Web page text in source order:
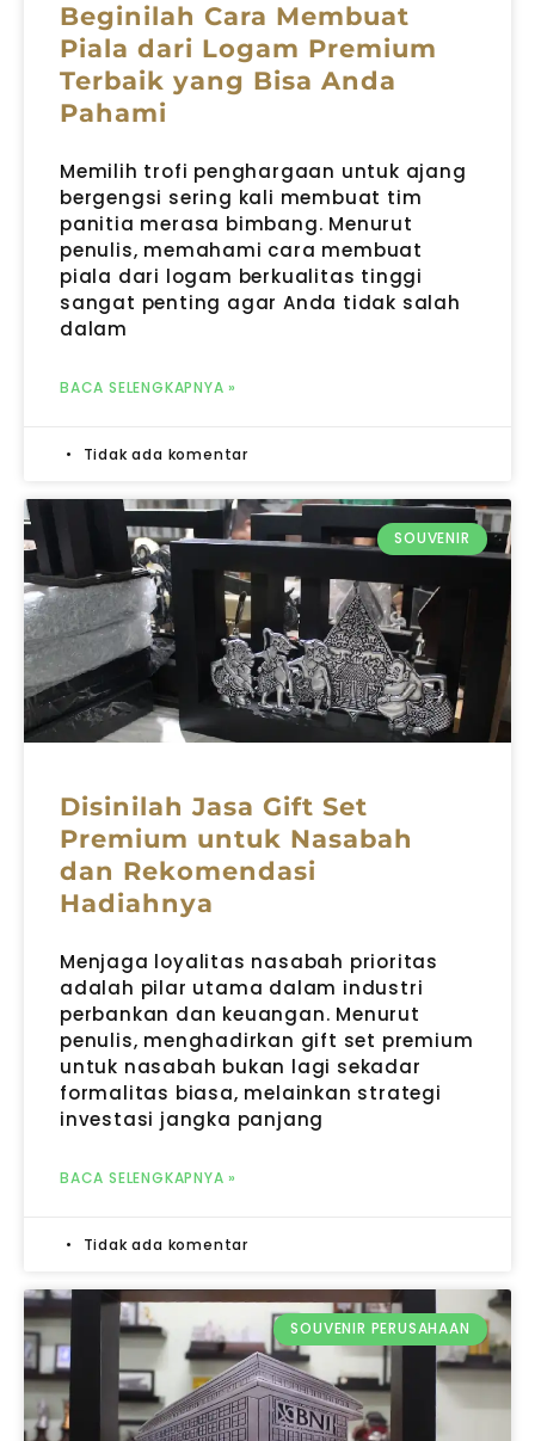
Beginilah Cara Membuat
Piala dari Logam Premium
Terbaik yang Bisa Anda
Pahami
Memilih trofi penghargaan untuk ajang
bergengsi sering kali membuat tim
panitia merasa bimbang. Menurut
penulis, memahami cara membuat
piala dari logam berkualitas tinggi
sangat penting agar Anda tidak salah
dalam
BACA SELENGKAPNYA »
Tidak ada komentar
SOUVENIR
Disinilah Jasa Gift Set
Premium untuk Nasabah
dan Rekomendasi
Hadiahnya
Menjaga loyalitas nasabah prioritas
adalah pilar utama dalam industri
perbankan dan keuangan. Menurut
penulis, menghadirkan gift set premium
untuk nasabah bukan lagi sekadar
formalitas biasa, melainkan strategi
investasi jangka panjang
BACA SELENGKAPNYA »
Tidak ada komentar
SOUVENIR PERUSAHAAN